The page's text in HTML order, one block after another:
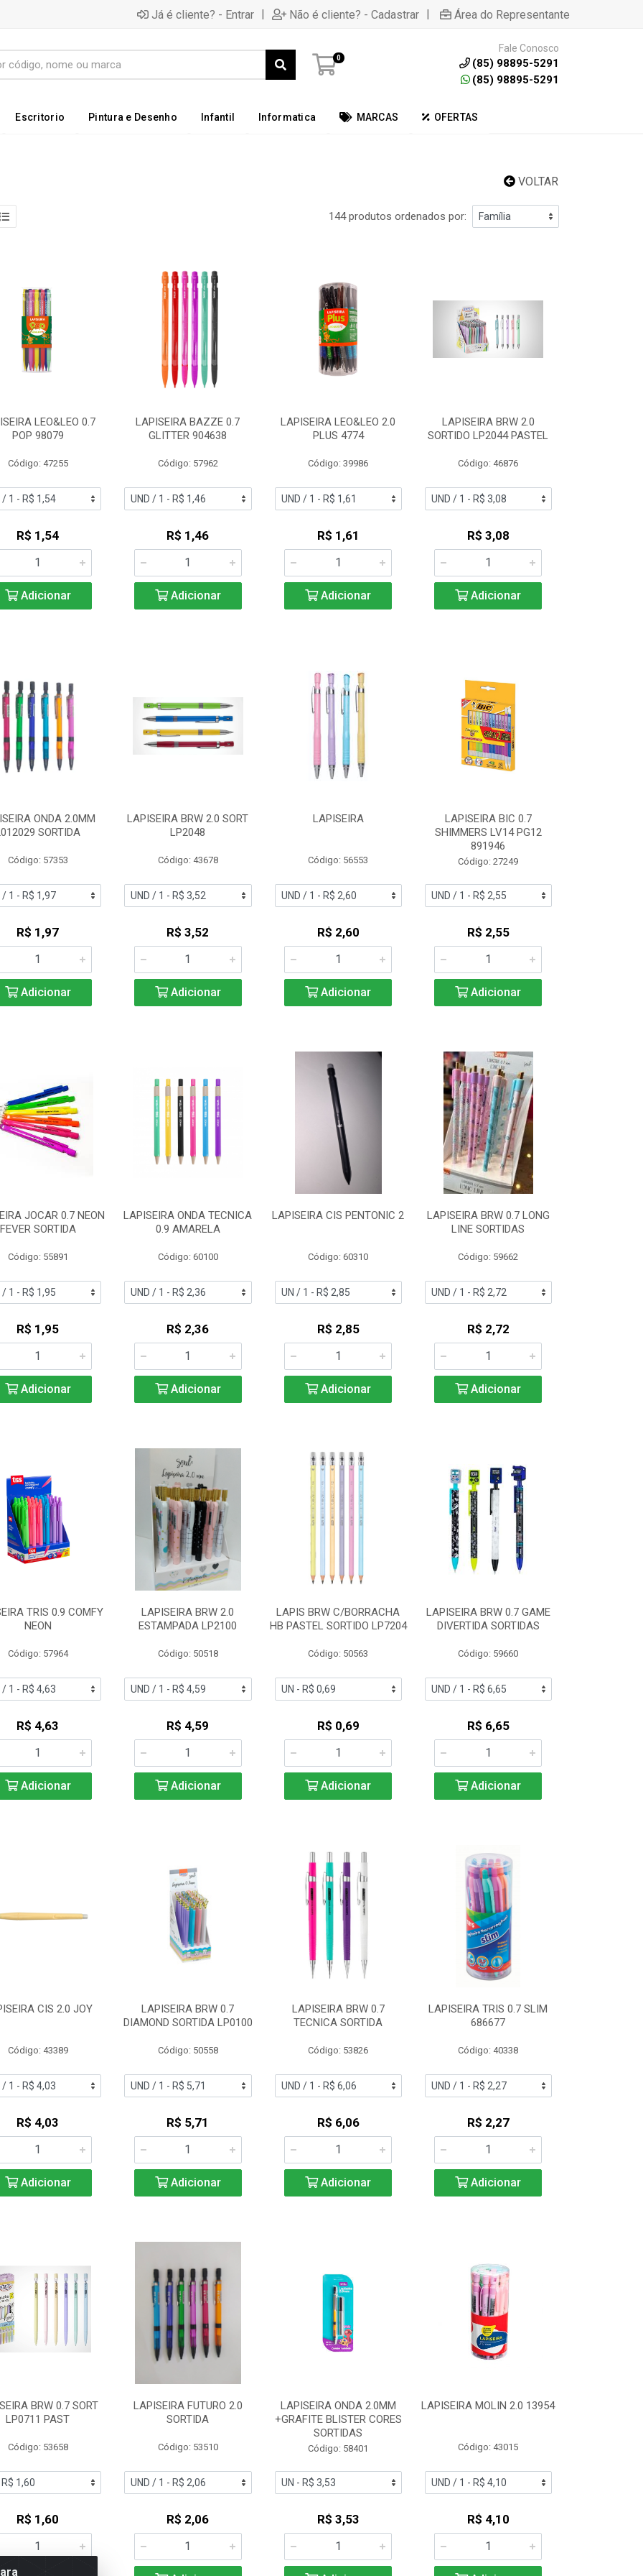
Já é cliente? - Entrar | Não é cliente? - Cadastrar | Área do Representante
0
Fale Conosco
(85) 98895-5291
(85) 98895-5291
Escritorio Pintura e Desenho Infantil Informatica MARCAS OFERTAS
VOLTAR
144 produtos ordenados por:
LEO&LEO 0.7
POP 98079
Código: 47255
R$ 1,54
Adicionar
LAPISEIRA BAZZE 0.7
GLITTER 904638
Código: 57962
R$ 1,46
Adicionar
LAPISEIRA LEO&LEO 2.0
PLUS 4774
Código: 39986
R$ 1,61
Adicionar
LAPISEIRA BRW 2.0
SORTIDO LP2044 PASTEL
Código: 46876
R$ 3,08
Adicionar
ONDA 2.0MM
SORTIDA
Código: 57353
R$ 1,97
Adicionar
LAPISEIRA BRW 2.0 SORT
LP2048
Código: 43678
R$ 3,52
Adicionar
LAPISEIRA
Código: 56553
R$ 2,60
Adicionar
LAPISEIRA BIC 0.7
SHIMMERS LV14 PG12
891946
Código: 27249
R$ 2,55
Adicionar
JOCAR 0.7 NEON
FEVER SORTIDA
Código: 55891
R$ 1,95
Adicionar
LAPISEIRA ONDA TECNICA
0.9 AMARELA
Código: 60100
R$ 2,36
Adicionar
LAPISEIRA CIS PENTONIC 2
Código: 60310
R$ 2,85
Adicionar
LAPISEIRA BRW 0.7 LONG
LINE SORTIDAS
Código: 59662
R$ 2,72
Adicionar
TRIS 0.9 COMFY
NEON
Código: 57964
R$ 4,63
Adicionar
LAPISEIRA BRW 2.0
ESTAMPADA LP2100
Código: 50518
R$ 4,59
Adicionar
LAPIS BRW C/BORRACHA
HB PASTEL SORTIDO LP7204
Código: 50563
R$ 0,69
Adicionar
LAPISEIRA BRW 0.7 GAME
DIVERTIDA SORTIDAS
Código: 59660
R$ 6,65
Adicionar
CIS 2.0 JOY
Código: 43389
R$ 4,03
Adicionar
LAPISEIRA BRW 0.7
DIAMOND SORTIDA LP0100
Código: 50558
R$ 5,71
Adicionar
LAPISEIRA BRW 0.7
TECNICA SORTIDA
Código: 53826
R$ 6,06
Adicionar
LAPISEIRA TRIS 0.7 SLIM
686677
Código: 40338
R$ 2,27
Adicionar
BRW 0.7 SORT
LP0711 PAST
Código: 53658
R$ 1,60
LAPISEIRA FUTURO 2.0
SORTIDA
Código: 53510
R$ 2,06
LAPISEIRA ONDA 2.0MM
+GRAFITE BLISTER CORES
SORTIDAS
Código: 58401
R$ 3,53
LAPISEIRA MOLIN 2.0 13954
Código: 43015
R$ 4,10